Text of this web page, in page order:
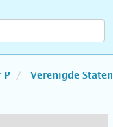
P
Verenigde Staten